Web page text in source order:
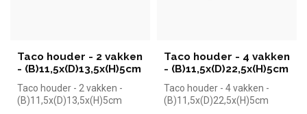
Taco houder - 2 vakken
- (B)11,5x(D)13,5x(H)5cm
Taco houder - 2 vakken -
(B)11,5x(D)13,5x(H)5cm
Taco houder - 4 vakken
- (B)11,5x(D)22,5x(H)5cm
Taco houder - 4 vakken -
(B)11,5x(D)22,5x(H)5cm